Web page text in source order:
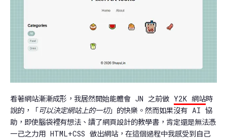
看著網站漸漸成形，我居然開始能體會 JN 之前做 Y2K 網站時
說的，「可以決定網站上的一切」的快樂。然而如果沒有 AI 協
助，即使腦袋裡有想法、讀了網頁設計的教學書，肯定還是無法憑
一己之力用 HTML+CSS 做出網站，在這個過程中我感受到自己